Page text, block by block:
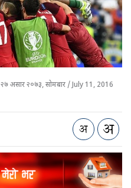
२७ असार २०७३, सोमबार / July 11, 2016